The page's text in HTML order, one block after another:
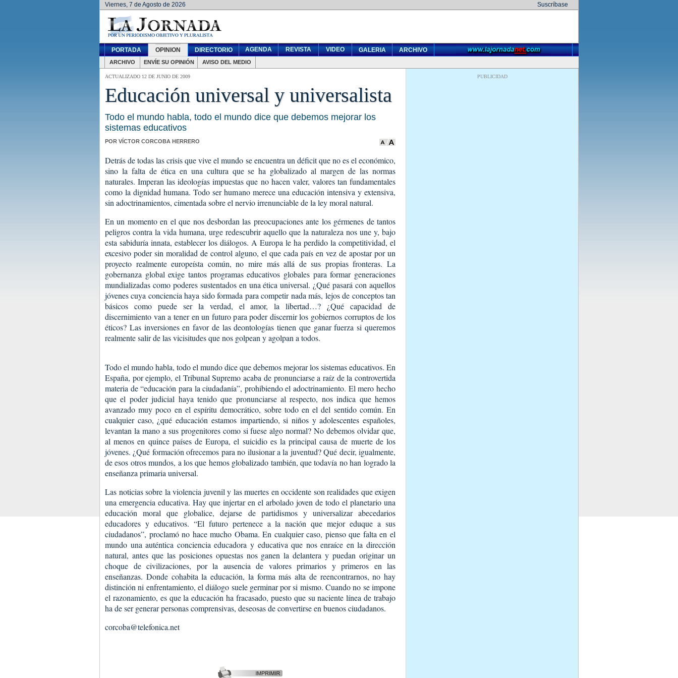
Viernes, 7 de Agosto de 2026 Suscríbase
PORTADA OPINION DIRECTORIO AGENDA REVISTA VIDEO GALERIA ARCHIVO
ARCHIVO ENVÍE SU OPINIÓN AVISO DEL MEDIO
PUBLICIDAD
ACTUALIZADO 12 DE JUNIO DE 2009
Educación universal y universalista
Todo el mundo habla, todo el mundo dice que debemos mejorar los
sistemas educativos
POR VÍCTOR CORCOBA HERRERO
Detrás de todas las crisis que vive el mundo se encuentra un déficit que no es el económico,
sino la falta de ética en una cultura que se ha globalizado al margen de las normas
naturales. Imperan las ideologías impuestas que no hacen valer, valores tan fundamentales
como la dignidad humana. Todo ser humano merece una educación intensiva y extensiva,
sin adoctrinamientos, cimentada sobre el nervio irrenunciable de la ley moral natural.
En un momento en el que nos desbordan las preocupaciones ante los gérmenes de tantos
peligros contra la vida humana, urge redescubrir aquello que la naturaleza nos une y, bajo
esta sabiduría innata, establecer los diálogos. A Europa le ha perdido la competitividad, el
excesivo poder sin moralidad de control alguno, el que cada país en vez de apostar por un
proyecto realmente europeísta común, no mire más allá de sus propias fronteras. La
gobernanza global exige tantos programas educativos globales para formar generaciones
mundializadas como poderes sustentados en una ética universal. ¿Qué pasará con aquellos
jóvenes cuya conciencia haya sido formada para competir nada más, lejos de conceptos tan
básicos como puede ser la verdad, el amor, la libertad…? ¿Qué capacidad de
discernimiento van a tener en un futuro para poder discernir los gobiernos corruptos de los
éticos? Las inversiones en favor de las deontologías tienen que ganar fuerza si queremos
realmente salir de las vicisitudes que nos golpean y agolpan a todos.
Todo el mundo habla, todo el mundo dice que debemos mejorar los sistemas educativos. En
España, por ejemplo, el Tribunal Supremo acaba de pronunciarse a raíz de la controvertida
materia de “educación para la ciudadanía”, prohibiendo el adoctrinamiento. El mero hecho
que el poder judicial haya tenido que pronunciarse al respecto, nos indica que hemos
avanzado muy poco en el espíritu democrático, sobre todo en el del sentido común. En
cualquier caso, ¿qué educación estamos impartiendo, si niños y adolescentes españoles,
levantan la mano a sus progenitores como si fuese algo normal? No debemos olvidar que,
al menos en quince países de Europa, el suicidio es la principal causa de muerte de los
jóvenes. ¿Qué formación ofrecemos para no ilusionar a la juventud? Qué decir, igualmente,
de esos otros mundos, a los que hemos globalizado también, que todavía no han logrado la
enseñanza primaria universal.
Las noticias sobre la violencia juvenil y las muertes en occidente son realidades que exigen
una emergencia educativa. Hay que injertar en el arbolado joven de todo el planetario una
educación moral que globalice, dejarse de partidismos y universalizar abecedarios
educadores y educativos. “El futuro pertenece a la nación que mejor eduque a sus
ciudadanos”, proclamó no hace mucho Obama. En cualquier caso, pienso que falta en el
mundo una auténtica conciencia educadora y educativa que nos enraíce en la dirección
natural, antes que las posiciones opuestas nos ganen la delantera y puedan originar un
choque de civilizaciones, por la ausencia de valores primarios y primeros en las
enseñanzas. Donde cohabita la educación, la forma más alta de reencontrarnos, no hay
distinción ni enfrentamiento, el diálogo suele germinar por si mismo. Cuando no se impone
el razonamiento, es que la educación ha fracasado, puesto que su naciente línea de trabajo
ha de ser generar personas comprensivas, deseosas de convertirse en buenos ciudadanos.
corcoba@telefonica.net